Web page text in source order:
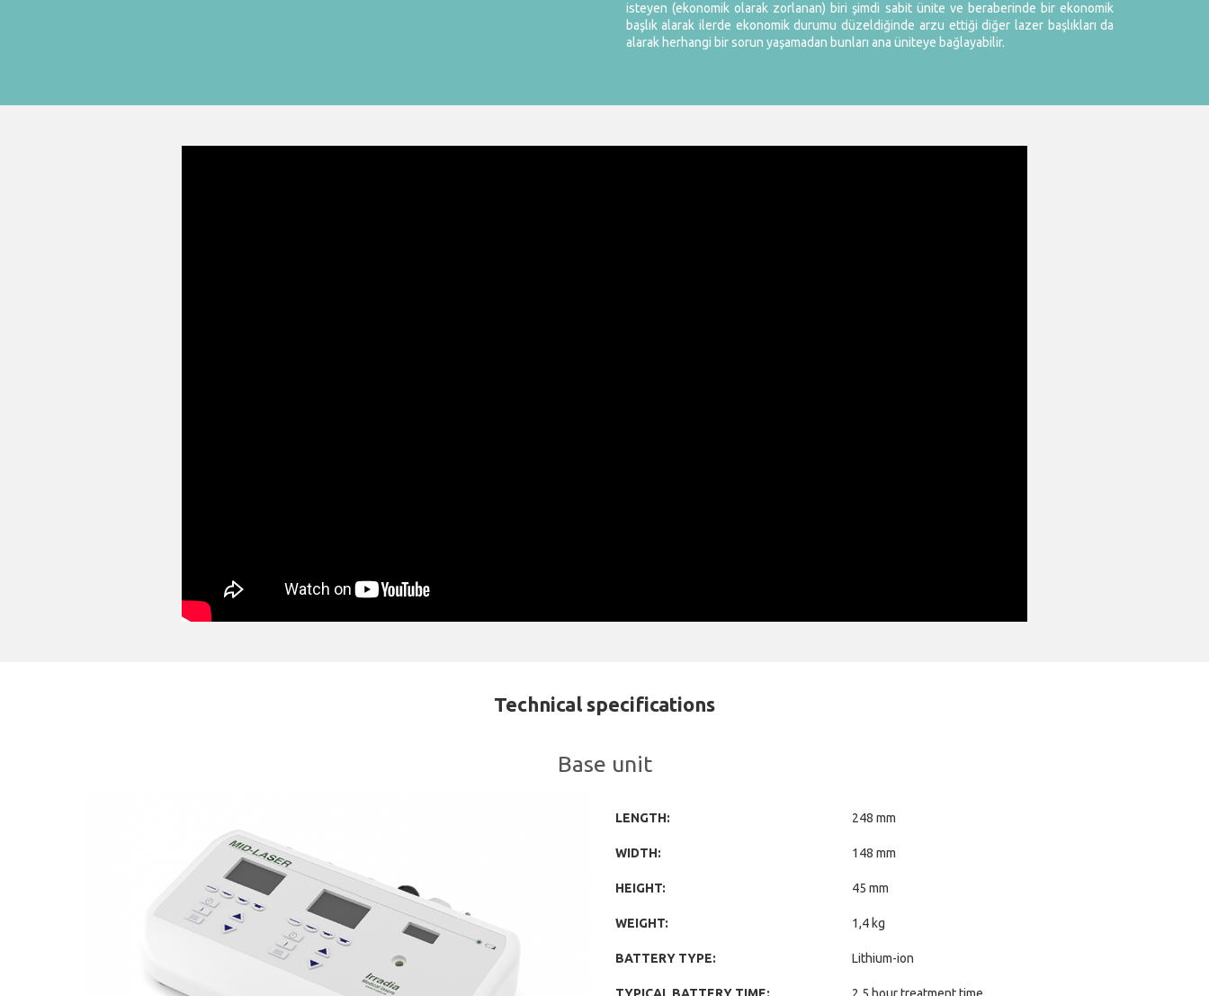
isteyen (ekonomik olarak zorlanan) biri şimdi sabit ünite ve beraberinde bir ekonomik
başlık alarak ilerde ekonomik durumu düzeldiğinde arzu ettiği diğer lazer başlıkları da
alarak herhangi bir sorun yaşamadan bunları ana üniteye bağlayabilir.
Technical specifications
Base unit
LENGTH: 248 mm
WIDTH: 148 mm
HEIGHT: 45 mm
WEIGHT: 1,4 kg
BATTERY TYPE: Lithium-ion
TYPICAL BATTERY TIME: 2,5 hour treatment time